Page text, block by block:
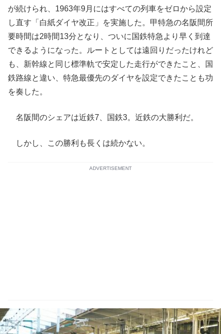
が続けられ、1963年9月にはすべての列車をゼロから設定
し直す「白紙ダイヤ改正」を実施した。甲特急の名阪間所
要時間は2時間13分となり、ついに国鉄特急より早く到達
できるようになった。ルートとしては遠回りだったけれど
も、新幹線と同じ標準軌で安定した走行ができたこと、国
鉄路線と違い、特急最優先のダイヤを設定できたことも功
を奏した。
名阪間のシェアは近鉄7、国鉄3。近鉄の大勝利だ。
しかし、この勝利も長くは続かない。
ADVERTISEMENT